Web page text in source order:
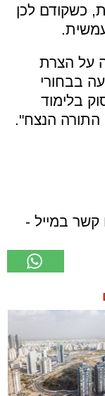
כשקודם לכן
על הצרת
בבחורי
בלימוד
התורה הנצח".
קשר במייל -